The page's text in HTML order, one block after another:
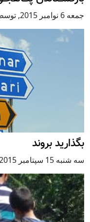
جمعه 6 نوامبر 2015 ,
بگذارید بروند
سه شنبه 15 سپتامبر 2015